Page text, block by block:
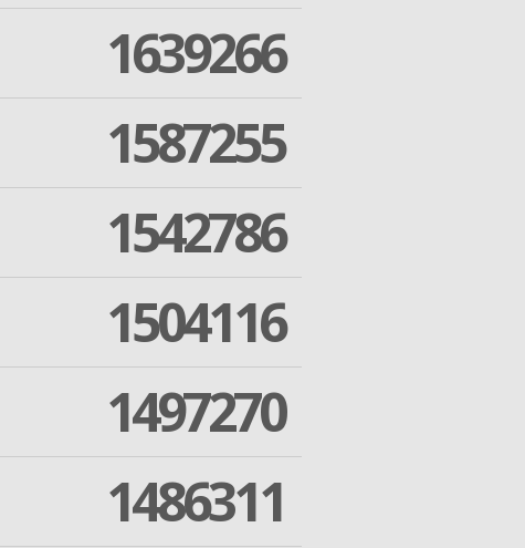
1639266
1587255
1542786
1504116
1497270
1486311